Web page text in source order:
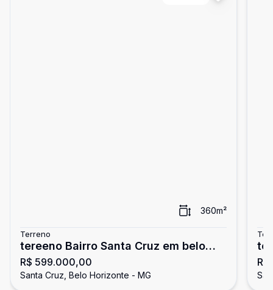
360m²
Terreno
tereeno Bairro Santa Cruz em belo
horizonte
R$ 599.000,00
Santa Cruz, Belo Horizonte - MG